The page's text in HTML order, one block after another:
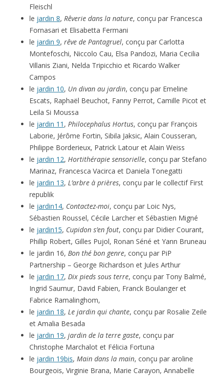
Fleischl
le jardin 8, Rêverie dans la nature, conçu par Francesca
Fornasari et Elisabetta Fermani
le jardin 9, rêve de Pantagruel, conçu par Carlotta
Montefoschi, Niccolo Cau, Elsa Pandozi, Maria Cecilia
Villanis Ziani, Nelda Tripicchio et Ricardo Walker
Campos
le jardin 10, Un divan au jardin, conçu par Emeline
Escats, Raphaël Beuchot, Fanny Perrot, Camille Picot et
Leila Si Moussa
le jardin 11 , Philocephalus Hortus, conçu par François
Laborie, Jérôme Fortin, Sibila Jaksic, Alain Cousseran,
Philippe Borderieux, Patrick Latour et Alain Weiss
le jardin 12, Hortithérapie sensorielle, conçu par Stefano
Marinaz, Francesca Vacirca et Daniela Tonegatti
le jardin 13, L’arbre à prières, conçu par le collectif First
republik
le jardin14, Contactez-moi, conçu par Loic Nys,
Sébastien Roussel, Cécile Larcher et Sébastien Migné
le jardin15, Cupidon s’en fout, conçu par Didier Courant,
Phillip Robert, Gilles Pujol, Ronan Séné et Yann Bruneau
le jardin 16, Bon thé bon genre, conçu par PiP
Partnership – George Richardson et Jules Arthur
le jardin 17, Dix pieds sous terre, conçu par Tony Balmé,
Ingrid Saumur, David Fabien, Franck Boulanger et
Fabrice Ramalinghom,
le jardin 18, Le jardin qui chante, conçu par Rosalie Zeile
et Amalia Besada
le jardin 19, jardin de la terre gaste, conçu par
Christophe Marchalot et Félicia Fortuna
le jardin 19bis, Main dans la main, conçu par aroline
Bourgeois, Virginie Brana, Marie Carayon, Annabelle